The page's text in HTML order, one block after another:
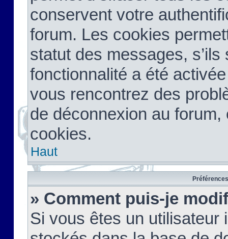
conservent votre
forum. Les cookies
statut des messages,
fonctionnalité a été
vous rencontrez des
de déconnexion au
cookies.
Haut
» Comment puis-je
Si vous êtes un